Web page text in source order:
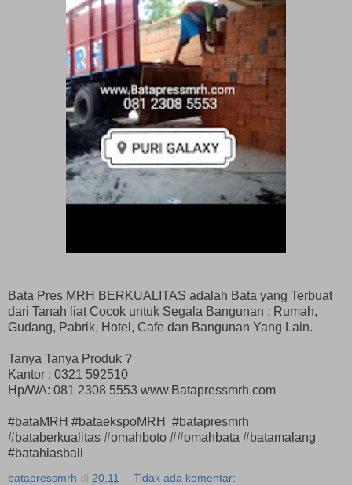
Bata Pres MRH BERKUALITAS adalah Bata yang Terbuat
dari Tanah liat Cocok untuk Segala Bangunan : Rumah,
Gudang, Pabrik, Hotel, Cafe dan Bangunan Yang Lain.
Tanya Tanya Produk ?
Kantor : 0321 592510
Hp/WA: 081 2308 5553 www.Batapressmrh.com
#bataMRH #bataekspoMRH #batapresmrh
#bataberkualitas #omahboto ##omahbata #batamalang
#batahiasbali
batapressmrh di 20.11 Tidak ada komentar: